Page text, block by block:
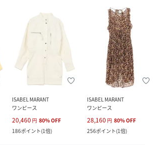
ISABEL MARANT
ワンピース
20,460 円 80%OFF
186ポイント(1倍)
ISABEL MARANT
ワンピース
28,160 円 80%OFF
256ポイント(1倍)